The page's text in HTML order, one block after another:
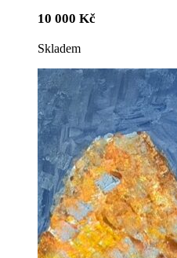
10 000 Kč
Skladem